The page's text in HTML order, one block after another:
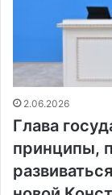
2.06.2026
Глава
принципы,